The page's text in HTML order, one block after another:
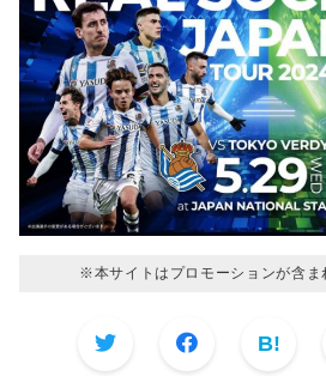
※本サイトはプロモーションが含ま